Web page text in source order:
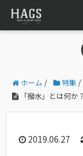
ホーム / 特集 /
「撥水」とは何
2019.06.27